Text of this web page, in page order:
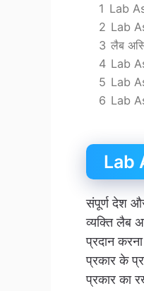
1 Lab
2 Lab
3 लैब
4 Lab
5 Lab
6 Lab
Lab
संपूर्ण देश
व्यक्ति लैब
प्रदान
प्रकार के
प्रकार का